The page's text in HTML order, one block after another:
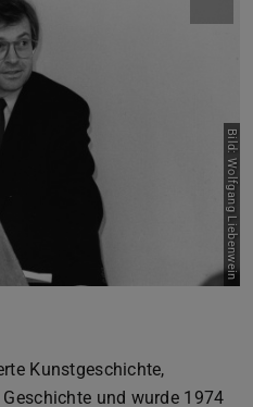
Bild: Wolfgang Liebenwein
Kunstgeschichte,
und wurde 1974